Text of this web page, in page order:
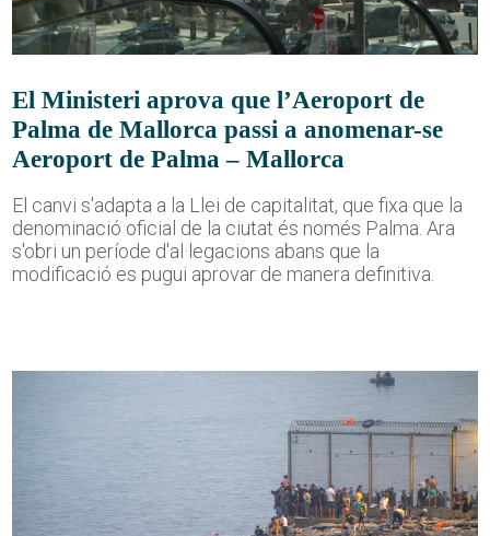
El Ministeri aprova que l’Aeroport de
Palma de Mallorca passi a anomenar-se
Aeroport de Palma – Mallorca
El canvi s'adapta a la Llei de capitalitat, que fixa que la
denominació oficial de la ciutat és només Palma. Ara
s'obri un període d'al·legacions abans que la
modificació es pugui aprovar de manera definitiva.